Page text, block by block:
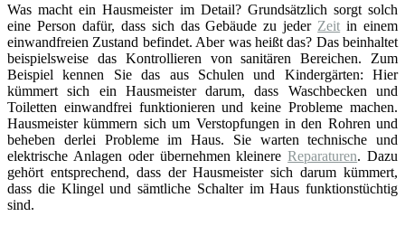
Was macht ein Hausmeister im Detail? Grundsätzlich sorgt solch
eine Person dafür, dass sich das Gebäude zu jeder Zeit in einem
einwandfreien Zustand befindet. Aber was heißt das? Das beinhaltet
beispielsweise das Kontrollieren von sanitären Bereichen. Zum
Beispiel kennen Sie das aus Schulen und Kindergärten: Hier
kümmert sich ein Hausmeister darum, dass Waschbecken und
Toiletten einwandfrei funktionieren und keine Probleme machen.
Hausmeister kümmern sich um Verstopfungen in den Rohren und
beheben derlei Probleme im Haus. Sie warten technische und
elektrische Anlagen oder übernehmen kleinereReparaturen. Dazu
gehört entsprechend, dass der Hausmeister sich darum kümmert,
dass die Klingel und sämtliche Schalter im Haus funktionstüchtig
sind.